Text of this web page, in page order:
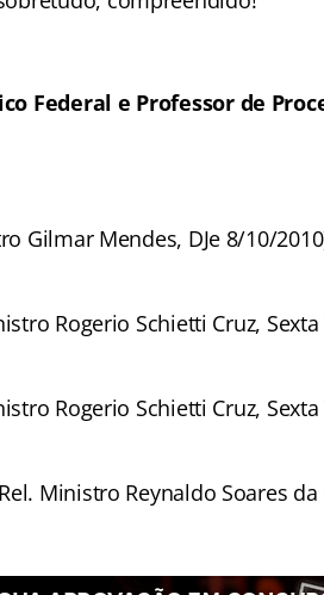
Federal e Professor de
Gilmar Mendes, DJe 8/10/
Rogerio Schietti Cruz,
Rogerio Schietti Cruz,
Ministro Reynaldo Soares da